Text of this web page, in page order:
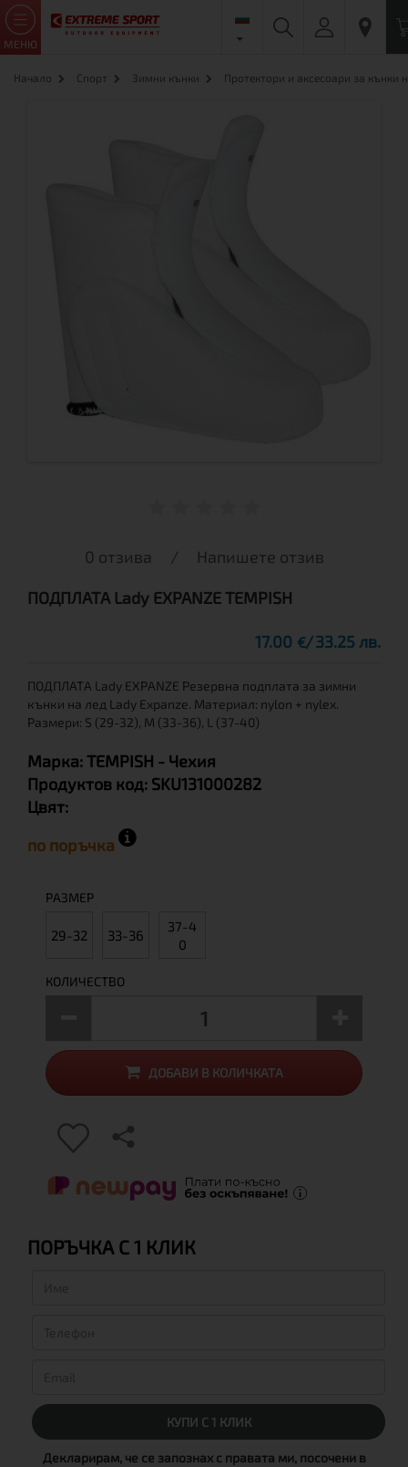
МЕНЮ
Начало Спорт Зимни кънки Протектори и аксесоари за кънки
0 отзива / Напишете отзив
ПОДПЛАТА Lady EXPANZE TEMPISH
17.00 € 33.25 лв.
ПОДПЛАТА Lady EXPANZE Резервна подплата за зимни
кънки на лед Lady Expanze. Материал: nylon + nylex.
Размери: S (29-32), M (33-36), L (37-40)
Марка:TEMPISH - Чехия
Продуктов код: SKU131000282
Цвят:
по поръчка
РАЗМЕР
29-32 33-36
37-4
0
КОЛИЧЕСТВО
ДОБАВИ В КОЛИЧКАТА
ПОРЪЧКА С 1 КЛИК
КУПИ С 1 КЛИК
Декларирам, че се запознах с правата ми, посочени в